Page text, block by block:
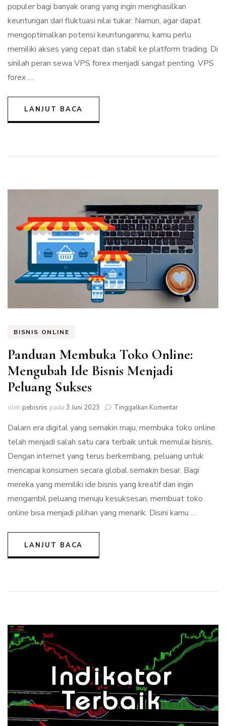
populer bagi banyak orang yang ingin menghasilkan
keuntungan dari fluktuasi nilai tukar. Namun, agar dapat
mengoptimalkan potensi keuntunganmu, kamu perlu
memiliki akses yang cepat dan stabil ke platform trading. Di
sinilah peran sewa VPS forex menjadi sangat penting. VPS
forex …
LANJUT BACA
BISNIS ONLINE
Panduan Membuka Toko Online:
Mengubah Ide Bisnis Menjadi
Peluang Sukses
oleh pebisnis pada 3 Juni 2023 Tinggalkan Komentarpada
Membuka
Toko
Online:
Mengubah
Ide
Menjadi
Peluang
Dalam era digital yang semakin maju, membuka toko online
telah menjadi salah satu cara terbaik untuk memulai bisnis.
Dengan internet yang terus berkembang, peluang untuk
mencapai konsumen secara global semakin besar. Bagi
mereka yang memiliki ide bisnis yang kreatif dan ingin
mengambil peluang menuju kesuksesan, membuat toko
online bisa menjadi pilihan yang menarik. Disini kamu …
LANJUT BACA